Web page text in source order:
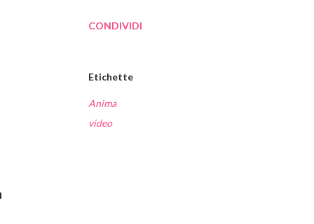
CONDIVIDI
Etichette
Anima
video